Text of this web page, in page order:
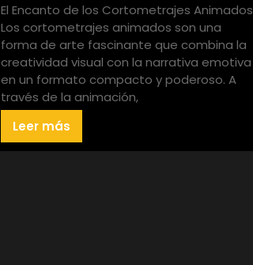
El Encanto de los Cortometrajes Animados
Los cortometrajes animados son una
forma de arte fascinante que combina la
creatividad visual con la narrativa emotiva
en un formato compacto y poderoso. A
través de la animación,
Leer más